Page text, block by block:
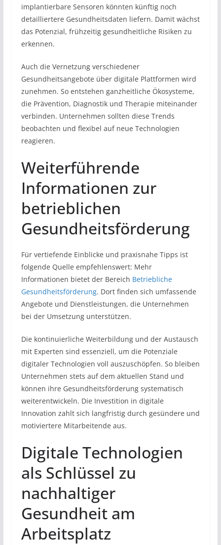
implantierbare Sensoren könnten künftig noch
detailliertere Gesundheitsdaten liefern. Damit wächst
das Potenzial, frühzeitig gesundheitliche Risiken zu
erkennen.
Auch die Vernetzung verschiedener
Gesundheitsangebote über digitale Plattformen wird
zunehmen. So entstehen ganzheitliche Ökosysteme,
die Prävention, Diagnostik und Therapie miteinander
verbinden. Unternehmen sollten diese Trends
beobachten und flexibel auf neue Technologien
reagieren.
Weiterführende
Informationen zur
betrieblichen
Gesundheitsförderung
Für vertiefende Einblicke und praxisnahe Tipps ist
folgende Quelle empfehlenswert: Mehr
Informationen bietet der Bereich Betriebliche
Gesundheitsförderung. Dort finden sich umfassende
Angebote und Dienstleistungen, die Unternehmen
bei der Umsetzung unterstützen.
Die kontinuierliche Weiterbildung und der Austausch
mit Experten sind essenziell, um die Potenziale
digitaler Technologien voll auszuschöpfen. So bleiben
Unternehmen stets auf dem aktuellen Stand und
können ihre Gesundheitsförderung systematisch
weiterentwickeln. Die Investition in digitale
Innovation zahlt sich langfristig durch gesündere und
motiviertere Mitarbeitende aus.
Digitale Technologien
als Schlüssel zu
nachhaltiger
Gesundheit am
Arbeitsplatz